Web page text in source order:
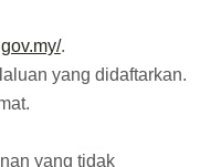
.
yang didaftarkan.
yang tidak